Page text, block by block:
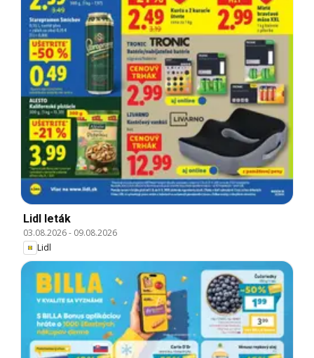
Lidl leták
03.08.2026- 09.08.2026
Lidl